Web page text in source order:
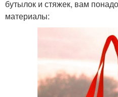
бутылок и стяжек, вам
материалы: